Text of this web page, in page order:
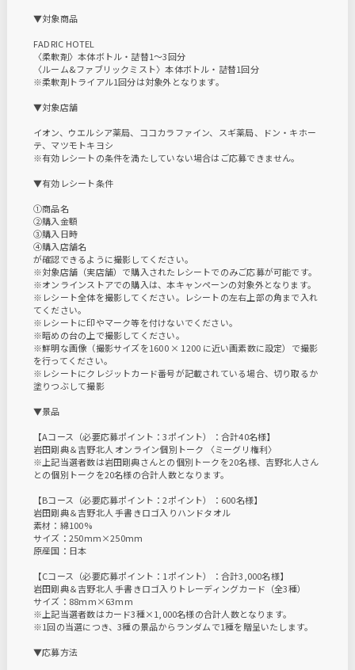
▼対象商品
FADRIC HOTEL
〈柔軟剤〉本体ボトル・詰替1〜3回分
〈ルーム&ファブリックミスト〉本体ボトル・詰替1回分
※柔軟剤トライアル1回分は対象外となります。
▼対象店舗
イオン、ウエルシア薬局、ココカラファイン、スギ薬局、ドン・キホー
テ、マツモトキヨシ
※有効レシートの条件を満たしていない場合はご応募できません。
▼有効レシート条件
①商品名
②購入金額
③購入日時
④購入店舗名
が確認できるように撮影してください。
※対象店舗（実店舗）で購入されたレシートでのみご応募が可能です。
※オンラインストアでの購入は、本キャンペーンの対象外となります。
※レシート全体を撮影してください。レシートの左右上部の角まで入れ
てください。
※レシートに印やマーク等を付けないでください。
※暗めの台の上で撮影してください。
※鮮明な画像（撮影サイズを1600 × 1200 に近い画素数に設定）で撮影
を行ってください。
※レシートにクレジットカード番号が記載されている場合、切り取るか
塗りつぶして撮影
▼景品
【Aコース（必要応募ポイント：3ポイント）：合計40名様】
岩田剛典＆吉野北人 オンライン個別トーク 〈ミーグリ権利〉
※上記当選者数は岩田剛典さんとの個別トークを20名様、吉野北人さん
との個別トークを20名様の合計人数となります。
【Bコース（必要応募ポイント：2ポイント）：600名様】
岩田剛典＆吉野北人 手書きロゴ入りハンドタオル
素材：綿100%
サイズ：250mm×250mm
原産国：日本
【Cコース（必要応募ポイント：1ポイント）：合計3,000名様】
岩田剛典＆吉野北人 手書きロゴ入りトレーディングカード（全3種）
サイズ：88mm×63mm
※上記当選者数はカード3種×1,000名様の合計人数となります。
※1回の当選につき、3種の景品からランダムで1種を贈呈いたします。
▼応募方法